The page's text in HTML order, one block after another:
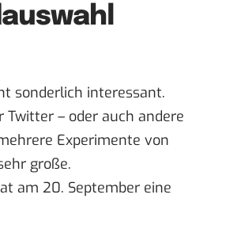
sonderlich interessant.
– oder auch andere
Experimente von
große.
am 20. September eine